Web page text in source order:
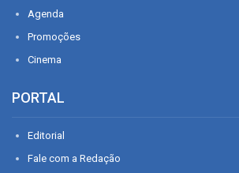
Agenda
Promoções
Cinema
PORTAL
Editorial
Fale com a Redação